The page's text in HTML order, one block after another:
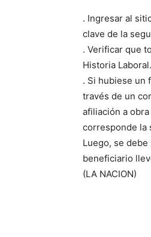
. Ingresar al
clave de la
. Verificar que
Historia Laboral.
. Si hubiese un
través de un
afiliación a
corresponde la
Luego, se
beneficiario
(LA NACION)